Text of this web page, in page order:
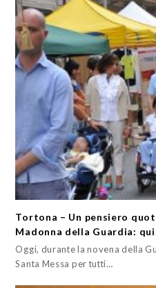
Tortona – Un pensiero
Madonna della Guardia:
Oggi, durante la novena della
Santa Messa per tutti…